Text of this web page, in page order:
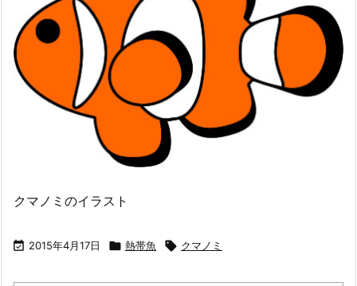
クマノミのイラスト
 2015年4月17日  熱帯魚  クマノミ